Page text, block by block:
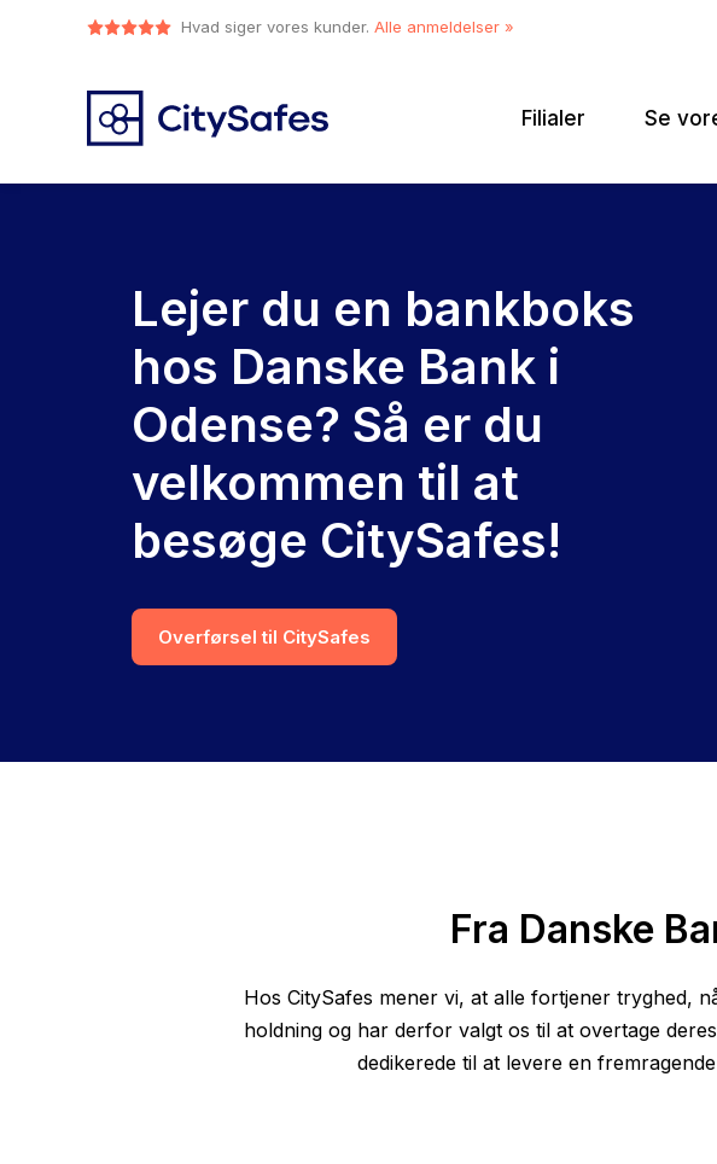
Hvad siger vores kunder. Alle anmeldelser »
Filialer Se
Lejer du en bankboks
hos Danske Bank i
Odense? Så er du
velkommen til at
besøge CitySafes!
Overførsel til CitySafes
Fra Danske
Hos CitySafes mener vi, at alle fortjener tryghed,
holdning og har derfor valgt os til at overtage
dedikerede til at levere en